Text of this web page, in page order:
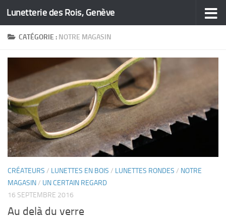
Skip to content
Lunetterie des Rois, Genève
CATÉGORIE : NOTRE MAGASIN
CRÉATEURS / LUNETTES EN BOIS / LUNETTES RONDES / NOTRE
MAGASIN/ UN CERTAIN REGARD
16 SEPTEMBRE 2016
Au delà du verre